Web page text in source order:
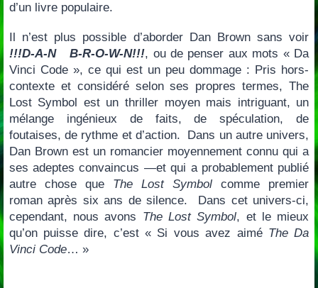
d’un livre populaire.
Il n’est plus possible d’aborder Dan Brown sans voir
!!!D-A-N B-R-O-W-N!!!, ou de penser aux mots « Da
Vinci Code », ce qui est un peu dommage : Pris hors-
contexte et considéré selon ses propres termes, The
Lost Symbol est un thriller moyen mais intriguant, un
mélange ingénieux de faits, de spéculation, de
foutaises, de rythme et d’action. Dans un autre univers,
Dan Brown est un romancier moyennement connu qui a
ses adeptes convaincus —et qui a probablement publié
autre chose que The Lost Symbol comme premier
roman après six ans de silence. Dans cet univers-ci,
cependant, nous avons The Lost Symbol, et le mieux
qu’on puisse dire, c’est « Si vous avez aimé The Da
Vinci Code… »